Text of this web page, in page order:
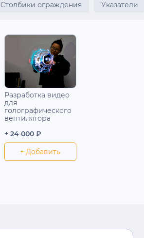
Столбики ограждения Указатели
Разработка видео
для
голографического
вентилятора
+ 24 000 ₽
+ Добавить